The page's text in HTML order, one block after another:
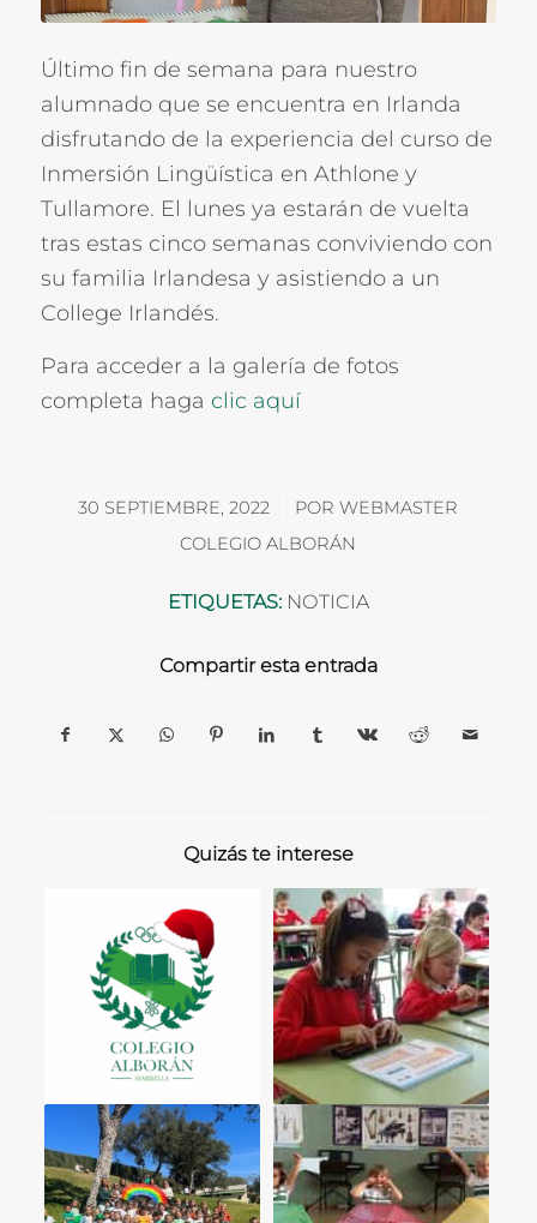
Último fin de semana para nuestro
alumnado que se encuentra en Irlanda
disfrutando de la experiencia del curso de
Inmersión Lingüística en Athlone y
Tullamore. El lunes ya estarán de vuelta
tras estas cinco semanas conviviendo con
su familia Irlandesa y asistiendo a un
College Irlandés.
Para acceder a la galería de fotos
completa haga clic aquí
30 SEPTIEMBRE, 2022
/ PORWEBMASTER
COLEGIO ALBORÁN
ETIQUETAS: NOTICIA
Compartir esta entrada
Quizás te interese